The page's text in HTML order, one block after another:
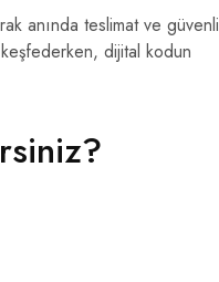
anında teslimat ve güvenli
keşfederken, dijital kodun